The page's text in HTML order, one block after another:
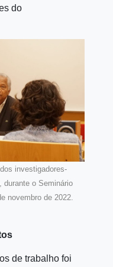
do
investigadores-
durante o Seminário
novembro de 2022.
de trabalho foi